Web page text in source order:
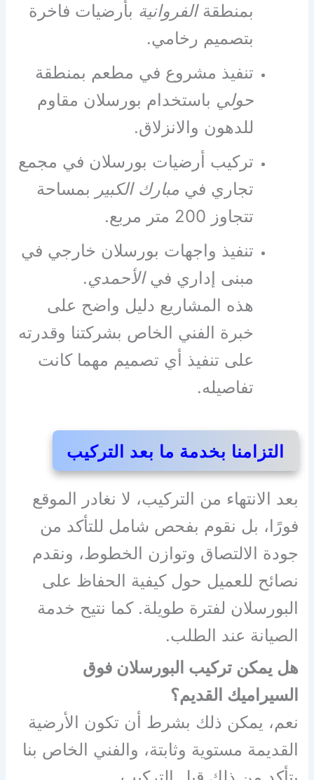
بمنطقةالفروانية بأرضيات فاخرة
بتصميم رخامي.
تنفيذ مشروع في مطعم بمنطقة
حولي باستخدام بورسلان مقاوم
للدهون والانزلاق.
تركيب أرضيات بورسلان في مجمع
تجاري في مبارك الكبير بمساحة
تتجاوز 200 متر مربع.
تنفيذ واجهات بورسلان خارجي في
مبنى إداري فيالأحمدي.
هذه المشاريع دليل واضح على
خبرة الفني الخاص بشركتنا وقدرته
على تنفيذ أي تصميم مهما كانت
تفاصيله.
التزامنا بخدمة ما بعد التركيب
بعد الانتهاء من التركيب، لا نغادر الموقع
فورًا، بل نقوم بفحص شامل للتأكد من
جودة الالتصاق وتوازن الخطوط، ونقدم
نصائح للعميل حول كيفية الحفاظ على
البورسلان لفترة طويلة. كما نتيح خدمة
الصيانة عند الطلب.
هل يمكن تركيب البورسلان فوق
السيراميك القديم؟
نعم، يمكن ذلك بشرط أن تكون الأرضية
القديمة مستوية وثابتة، والفني الخاص بنا